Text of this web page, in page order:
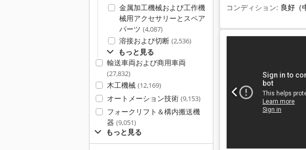
金属加工機械および工作機
械用アクセサリーとスペア
パーツ (4,087)
溶接および切断 (2,536)
もっと見る
輸送車両および商用車両
(27,832)
木工機械 (12,169)
オートメーション技術 (9,153)
フォークリフト＆構内搬送機
器 (9,051)
もっと見る
コンディション: 良好（